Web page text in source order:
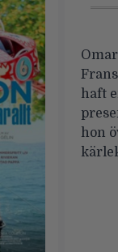
haft
hon